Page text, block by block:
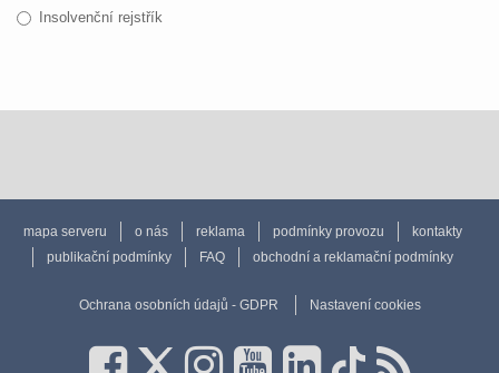
Insolvenční rejstřík
mapa serveru o nás reklama podmínky provozu
kontakty
publikační podmínky
FAQ obchodní a reklamační podmínky
Ochrana osobních údajů - GDPR Nastavení cookies